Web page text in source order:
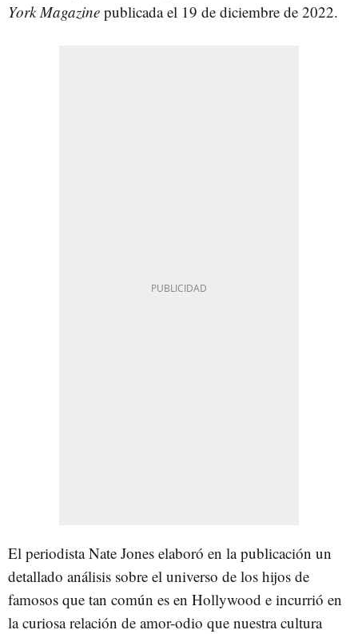
York Magazine publicada el 19 de diciembre de 2022.
El periodista Nate Jones elaboró en la publicación un
detallado análisis sobre el universo de los hijos de
famosos que tan común es en Hollywood e incurrió en
la curiosa relación de amor-odio que nuestra cultura